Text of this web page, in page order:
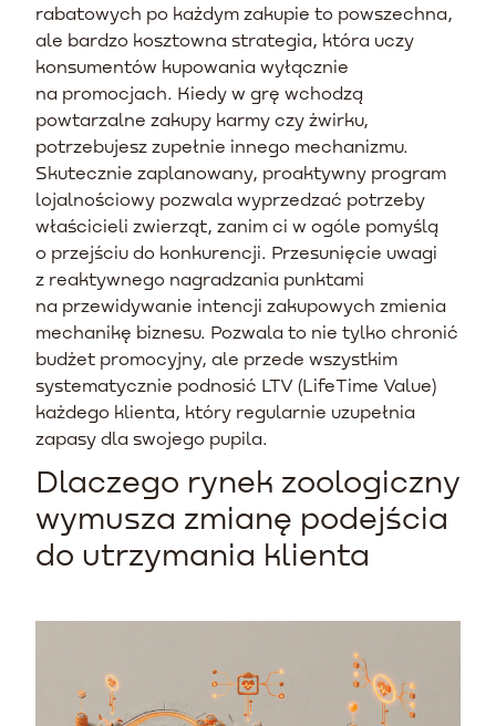
rabatowych po każdym zakupie to powszechna,
ale bardzo kosztowna strategia, która uczy
konsumentów kupowania wyłącznie
na promocjach. Kiedy w grę wchodzą
powtarzalne zakupy karmy czy żwirku,
potrzebujesz zupełnie innego mechanizmu.
Skutecznie zaplanowany, proaktywny program
lojalnościowy pozwala wyprzedzać potrzeby
właścicieli zwierząt, zanim ci w ogóle pomyślą
o przejściu do konkurencji. Przesunięcie uwagi
z reaktywnego nagradzania punktami
na przewidywanie intencji zakupowych zmienia
mechanikę biznesu. Pozwala to nie tylko chronić
budżet promocyjny, ale przede wszystkim
systematycznie podnosić LTV (LifeTime Value)
każdego klienta, który regularnie uzupełnia
zapasy dla swojego pupila.
Dlaczego rynek zoologiczny
wymusza zmianę podejścia
do utrzymania klienta